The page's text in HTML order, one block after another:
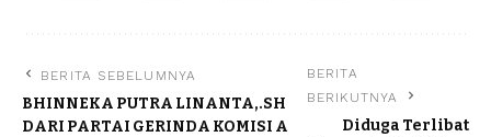
BERITA SEBELUMNYA
BHINNEKA PUTRA LINANTA,.SH
DARI PARTAI GERINDA KOMISI A
BERITA
BERIKUTNYA
Diduga Terlibat